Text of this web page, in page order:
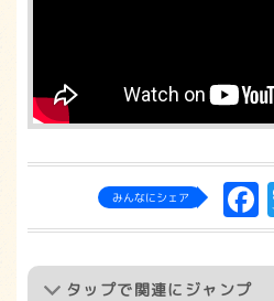
みんなにシェア
タップで関連にジャンプ